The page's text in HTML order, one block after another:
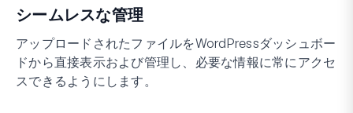
シームレスな管理
アップロードされたファイルをWordPressダッシュボー
ドから直接表示および管理し、必要な情報に常にアクセ
スできるようにします。